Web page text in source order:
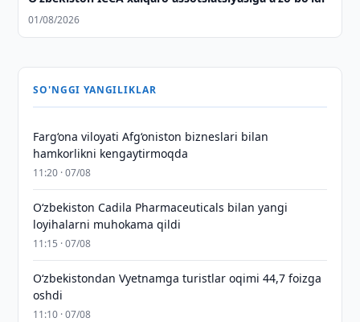
01/08/2026
SO'NGGI YANGILIKLAR
Farg‘ona viloyati Afg‘oniston bizneslari bilan
hamkorlikni kengaytirmoqda
11:20 · 07/08
Oʻzbekiston Cadila Pharmaceuticals bilan yangi
loyihalarni muhokama qildi
11:15 · 07/08
O‘zbekistondan Vyetnamga turistlar oqimi 44,7 foizga
oshdi
11:10 · 07/08